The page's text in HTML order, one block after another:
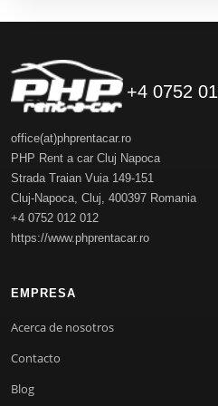
+4 0752
office(at)phprentacar.ro
PHP Rent a car Cluj Napoca
Strada Traian Vuia 149-151
Cluj-Napoca Cluj 400397 Romania
+4 0752 012 012
https://www.phprentacar.ro
EMPRESA
Acerca de nosotros
Contacto
Blog